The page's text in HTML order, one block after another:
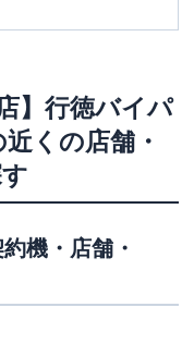
】行徳バイパ
近くの店舗・
機・店舗・